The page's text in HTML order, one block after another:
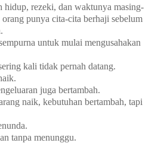
hidup, rezeki, dan waktunya masing-
punya cita-cita berhaji sebelum
untuk mulai mengusahakan
kali tidak pernah datang.
juga bertambah.
naik, kebutuhan bertambah, tapi
tanpa menunggu.